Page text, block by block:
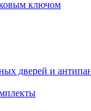
ключом
дверей и